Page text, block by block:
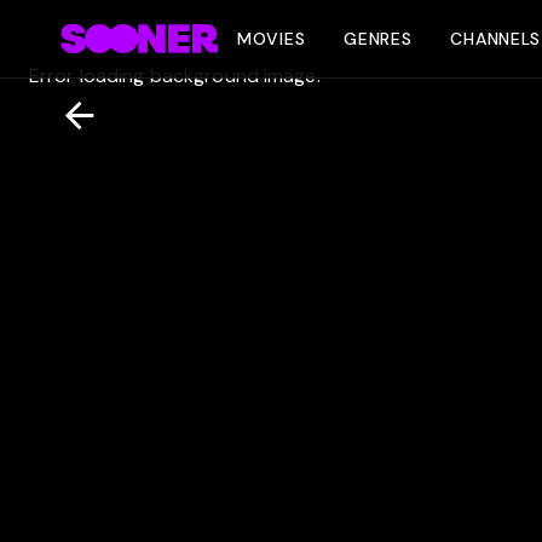
MOVIES GENRES CHANNELS
Error loading background image.